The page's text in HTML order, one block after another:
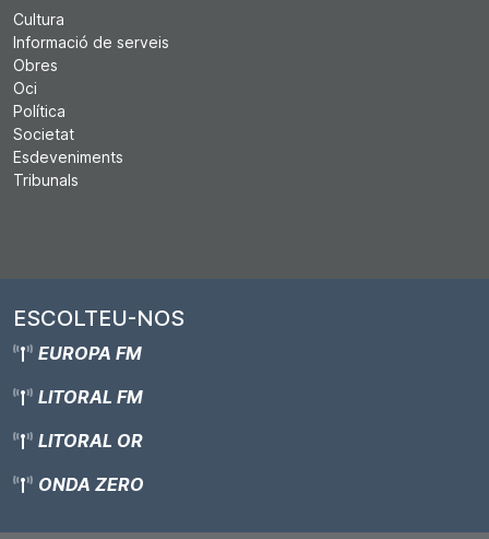
Cultura
Informació de serveis
Obres
Oci
Política
Societat
Esdeveniments
Tribunals
ESCOLTEU-NOS
EUROPA FM
LITORAL FM
LITORAL OR
ONDA ZERO